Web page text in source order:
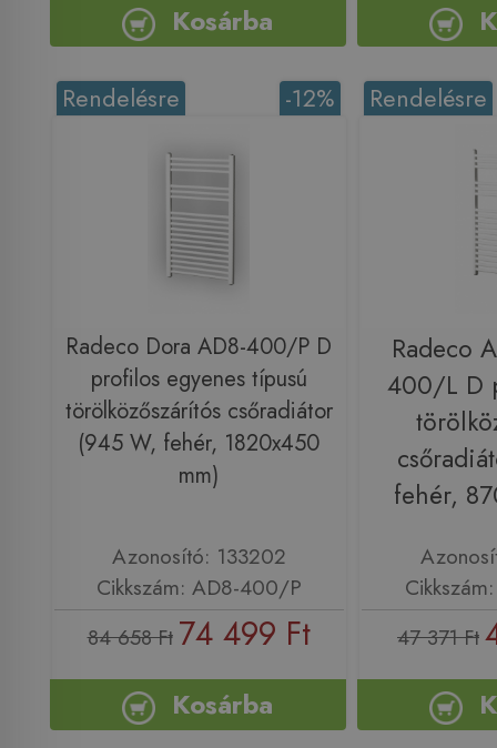
Kosárba
-12%
Rendelésre
Radeco Dora AD8-400/P D
profilos egyenes típusú
törölközőszárítós csőradiátor
(945 W, fehér, 1820x450
mm)
Azonosító: 133202
Cikkszám: AD8-400/P
84 658 Ft 74 499 Ft
Kosárba
Rendelésre
Radeco
400/L D
fehér,
47 371 Ft